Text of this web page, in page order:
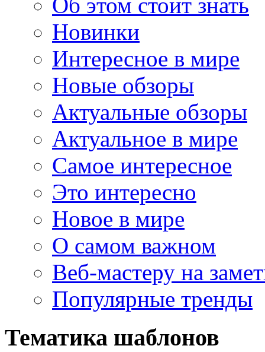
Об этом стоит знать
Новинки
Интересное в мире
Новые обзоры
Актуальные обзоры
Актуальное в мире
Самое интересное
Это интересно
Новое в мире
О самом важном
Веб-мастеру на
Популярные тренды
Тематика шаблонов